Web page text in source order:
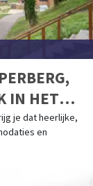
IN HET
je dat heerlijke,
en